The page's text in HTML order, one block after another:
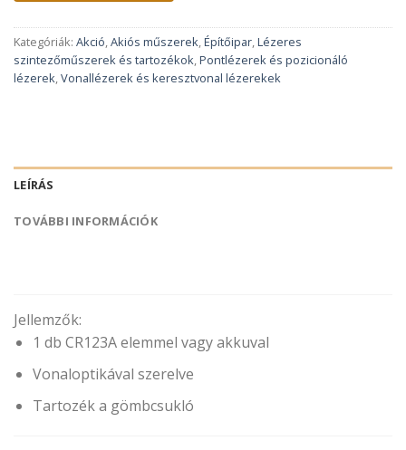
Kategóriák: Akció,Akiós műszerek,Építőipar,Lézeres
szintezőműszerek és tartozékok,Pontlézerek és pozicionáló
lézerek,Vonallézerek és keresztvonal lézerekek
LEÍRÁS
TOVÁBBI INFORMÁCIÓK
Jellemzők:
1 db CR123A elemmel vagy akkuval
Vonaloptikával szerelve
Tartozék a gömbcsukló